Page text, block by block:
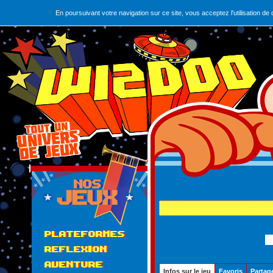
En poursuivant votre navigation sur ce site, vous acceptez l'utilisation
PLATEFORMES
REFLEXION
AVENTURE Le
Infos sur le jeu Favoris